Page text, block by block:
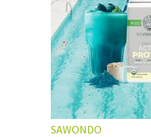
SAWONDO